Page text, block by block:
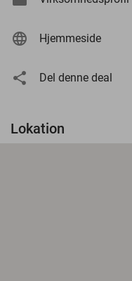
Hjemmeside
Del denne deal
Lokation